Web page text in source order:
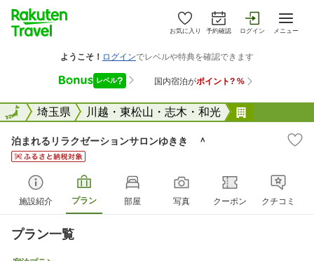
お気に入り 予約確認 ログイン メニュー
全国埼玉県 川越・東松山・志木・和光
全国
泊まれるリラクゼーションサロンゆきき ＾
施設紹介 プラン 部屋 写真 クーポン クチコミ
プラン一覧